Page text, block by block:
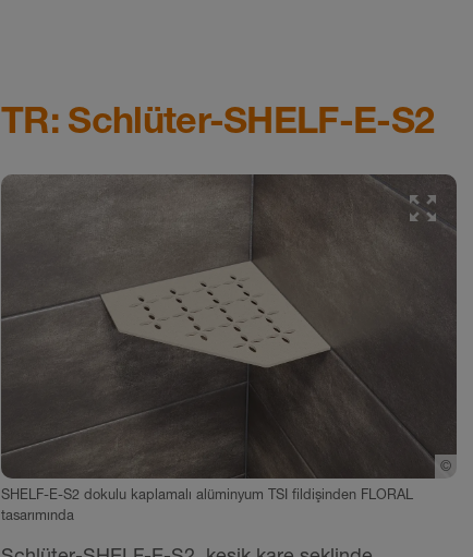
TR: Schlüter-SHELF-E-S2
©
SHELF-E-S2 dokulu kaplamalı alüminyum TSI fildişinden FLORAL
tasarımında